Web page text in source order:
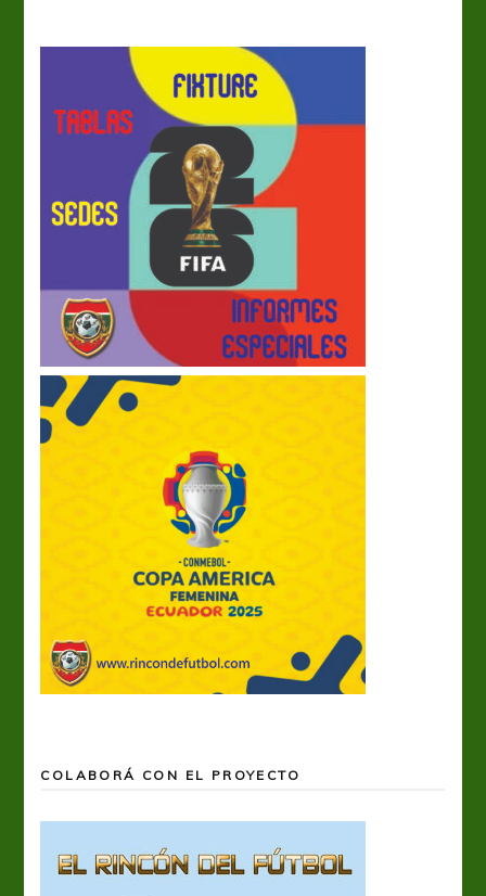
COLABORÁ CON EL PROYECTO